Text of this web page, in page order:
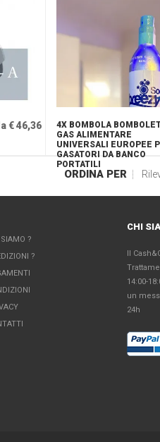
€ 46,36
4X BOMBOLA
GAS ALIMENTARE
UNIVERSALI EUROPEE
GASATORI DA BANCO
PORTATILI
ORDINA PER
?
?
CHI
Il
14:00-
un
24h